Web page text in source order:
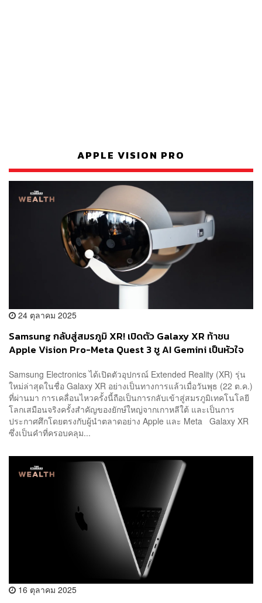
APPLE VISION PRO
24 ตุลาคม 2025
Samsung กลับสู่สมรภูมิ XR! เปิดตัว Galaxy XR ท้าชน
Apple Vision Pro-Meta Quest 3 ชู AI Gemini เป็นหัวใจ
Samsung Electronics ได้เปิดตัวอุปกรณ์ Extended Reality (XR) รุ่น
ใหม่ล่าสุดในชื่อ Galaxy XR อย่างเป็นทางการแล้วเมื่อวันพุธ (22 ต.ค.)
ที่ผ่านมา การเคลื่อนไหวครั้งนี้ถือเป็นการกลับเข้าสู่สมรภูมิเทคโนโลยี
โลกเสมือนจริงครั้งสำคัญของยักษ์ใหญ่จากเกาหลีใต้ และเป็นการ
ประกาศศึกโดยตรงกับผู้นำตลาดอย่าง Apple และ Meta Galaxy XR
ซึ่งเป็นคำที่ครอบคลุม...
16 ตุลาคม 2025